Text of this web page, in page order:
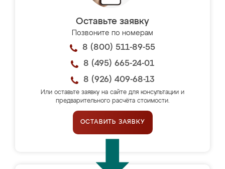
Оставьте заявку
Позвоните по номерам
8 (800) 511-89-55
8 (495) 665-24-01
8 (926) 409-68-13
Или оставьте заявку на сайте для консультации и
предварительного расчёта стоимости.
ОСТАВИТЬ ЗАЯВКУ